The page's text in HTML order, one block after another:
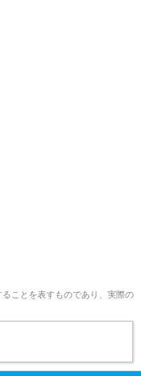
ことを表すものであり、実際の